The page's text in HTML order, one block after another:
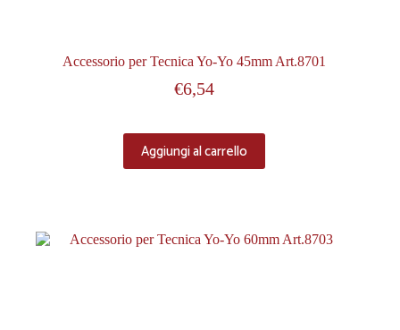
Accessorio per Tecnica Yo-Yo 45mm Art.8701
€6,54
Aggiungi al carrello